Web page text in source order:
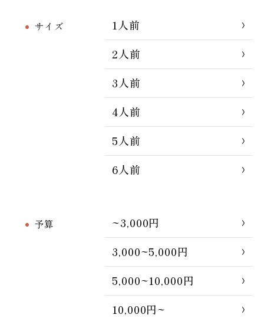
サイズ
1人前
2人前
3人前
4人前
5人前
6人前
予算
~3,000円
3,000~5,000円
5,000~10,000円
10,000円~